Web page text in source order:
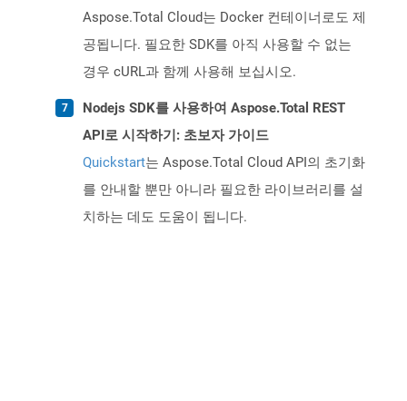
Aspose.Total Cloud는 Docker 컨테이너로도 제
공됩니다. 필요한 SDK를 아직 사용할 수 없는
경우 cURL과 함께 사용해 보십시오.
Nodejs SDK를 사용하여 Aspose.Total REST
API로 시작하기: 초보자 가이드
Quickstart는 Aspose.Total Cloud API의 초기화
를 안내할 뿐만 아니라 필요한 라이브러리를 설
치하는 데도 도움이 됩니다.